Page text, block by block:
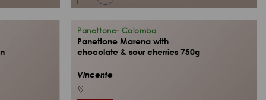
Προσθήκη
μου
Panettone- Colomba
Panettone Marena with
chocolate & sour cherries 750g
Vincente